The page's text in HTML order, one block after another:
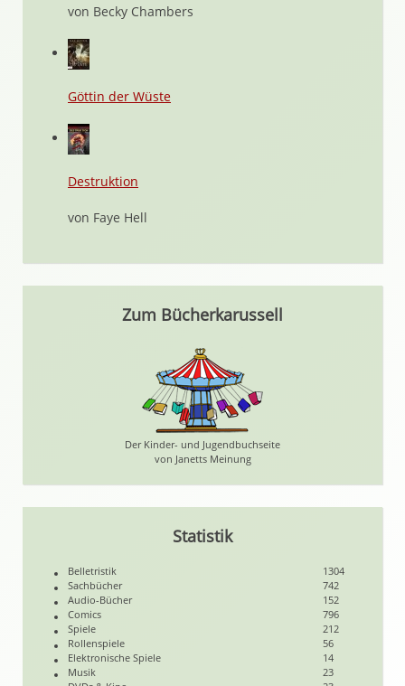
von Becky Chambers
Göttin der Wüste
Destruktion
von Faye Hell
Zum Bücherkarussell
Der Kinder- und Jugendbuchseite
von Janetts Meinung
Statistik
Belletristik
1304
Sachbücher
742
Audio-Bücher
152
Comics
796
Spiele
212
Rollenspiele
56
Elektronische Spiele
14
Musik
23